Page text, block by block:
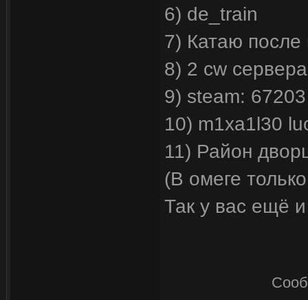
6) de_train
7) Катаю после
8) 2 cw
9) steam: 67203
10) m1xa1l30
11) Район
(В омеге
Так у вас ещё